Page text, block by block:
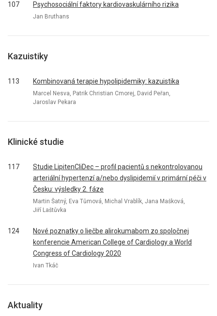
107 Psychosociální faktory kardiovaskulárního rizika
Jan Bruthans
Kazuistiky
113 Kombinovaná terapie hypolipidemiky: kazuistika
Marcel Nesva, Patrik Christian Cmorej, David Peřan,
Jaroslav Pekara
Klinické studie
117
Studie LipitenCliDec – profil pacientů s nekontrolovanou
arteriální hypertenzí a/nebo dyslipidemií v primární péči v
Česku: výsledky 2. fáze
Martin Šatný, Eva Tůmová, Michal Vrablík, Jana Mašková,
Jiří Laštůvka
124
Nové poznatky o liečbe alirokumabom zo spoločnej
konferencie American College of Cardiology a World
Congress of Cardiology 2020
Ivan Tkáč
Aktuality